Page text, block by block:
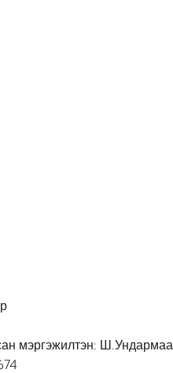
мэргэжилтэн: Ш.Ундармаа